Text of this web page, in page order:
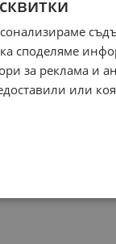
споделяме
за реклама и
или